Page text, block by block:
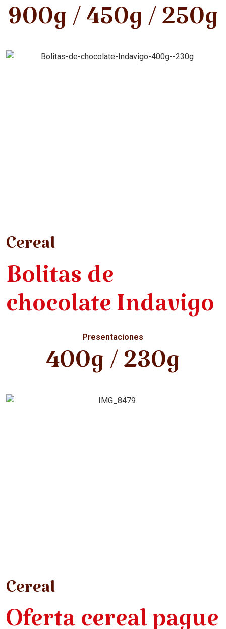
900g / 450g / 250g
Cereal
Bolitas de
chocolate Indavigo
Presentaciones
400g / 230g
Cereal